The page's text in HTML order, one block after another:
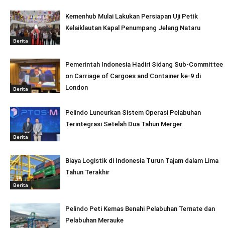
Berita
Kemenhub Mulai Lakukan Persiapan Uji Petik
Kelaiklautan Kapal Penumpang Jelang Nataru
Berita
Pemerintah Indonesia Hadiri Sidang Sub-Committee
on Carriage of Cargoes and Container ke-9 di
London
Berita
Pelindo Luncurkan Sistem Operasi Pelabuhan
Terintegrasi Setelah Dua Tahun Merger
Berita
Biaya Logistik di Indonesia Turun Tajam dalam Lima
Tahun Terakhir
Pelindo Peti Kemas Benahi Pelabuhan Ternate dan
Pelabuhan Merauke